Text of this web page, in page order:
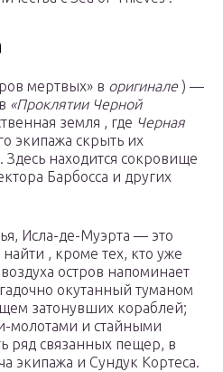
мертвых» в оригинале) —
«Проклятии Черной
земля , где Черная
экипажа скрыть их
находится сокровище
Барбосса и других
Исла-де-Муэрта — это
, кроме тех, кто уже
остров напоминает
окутанный туманом
затонувших кораблей;
молотами и стайными
ряд связанных пещер, в
экипажа и Сундук Кортеса.